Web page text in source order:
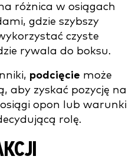
różnica w osiągach
gdzie szybszy
czyste
rywala do boksu.
podcięcie może
aby zyskać pozycję na
opon lub warunki
rolę.